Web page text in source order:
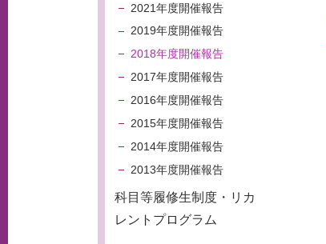
2021年度開催報告
2019年度開催報告
2018年度開催報告
2017年度開催報告
2016年度開催報告
2015年度開催報告
2014年度開催報告
2013年度開催報告
科目等履修生制度・リカ
レントプログラム